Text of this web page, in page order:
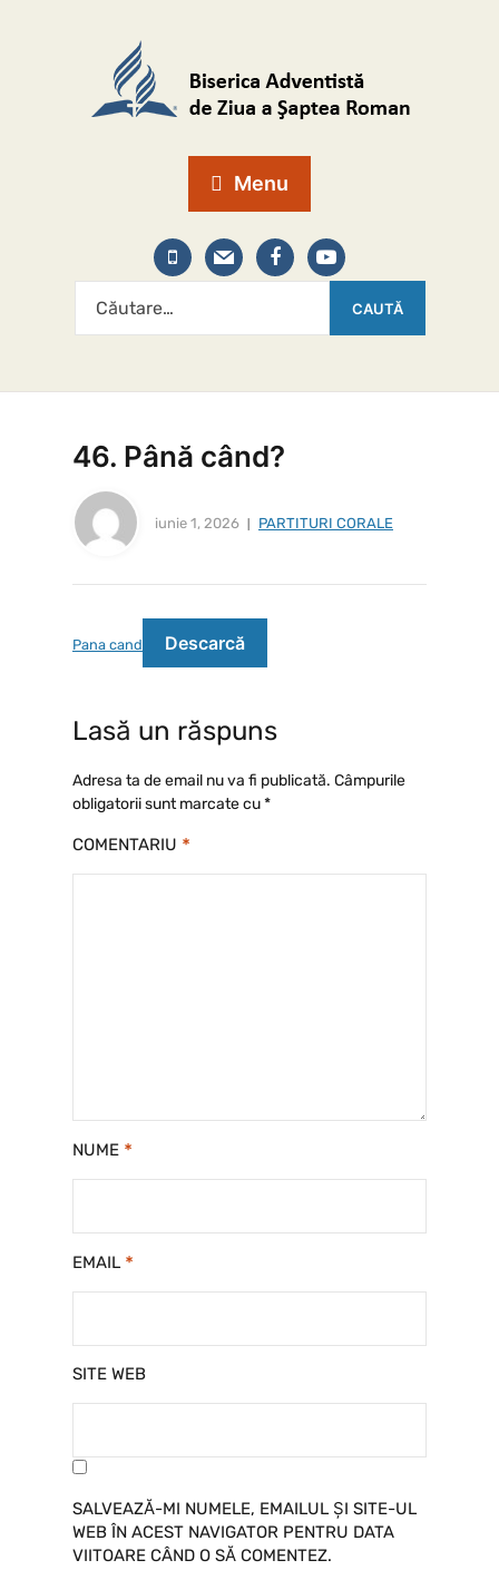
Menu
46. Până când?
iunie 1, 2026 PARTITURI CORALE
Pana cand Descarcă
Lasă un răspuns
Adresa ta de email nu va fi publicată. Câmpurile
obligatorii sunt marcate cu*
COMENTARIU *
NUME *
EMAIL *
SITE WEB
SALVEAZĂ-MI NUMELE, EMAILUL ȘI SITE-UL
WEB ÎN ACEST NAVIGATOR PENTRU DATA
VIITOARE CÂND O SĂ COMENTEZ.